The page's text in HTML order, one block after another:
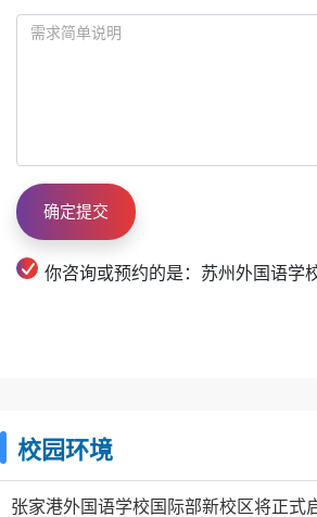
2025年起，我们将以更成熟的课程设计
你咨询或预约的是：苏州外国语学
校园环境
张家港外国语学校国际部新校区将正式